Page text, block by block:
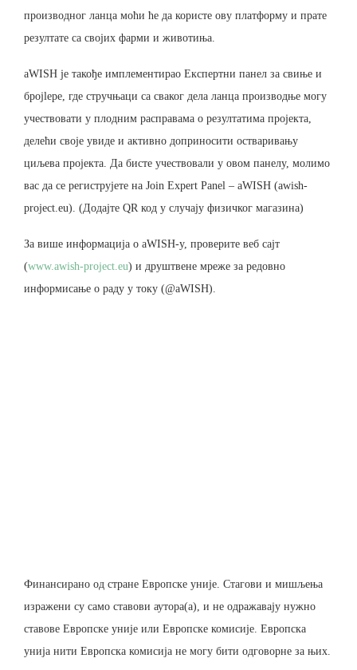
производног ланца моћи ће да користе ову платформу и прате
резултате са својих фарми и животиња.
aWISH је такође имплементирао Експертни панел за свиње и
броjlере, где стручњаци са сваког дела ланца производње могу
учествовати у плодним расправама о резултатима пројекта,
делећи своје увидe и активно доприносити остваривању
циљева пројекта. Да бисте учествовали у овом панелу, молимо
вас да се региструјете на Join Expert Panel – aWISH (awish-
project.eu). (Додајте QR код у случају физичког магазина)
За више информација о aWISH-у, проверите веб сајт
(www.awish-project.eu) и друштвене мреже за редовно
информисање о раду у току (@aWISH).
Финансирано од стране Европске уније. Стагови и мишљења
изражени су само ставови аутора(а), и не одражавају нужно
ставове Европске уније или Европске комисије. Европска
унија нити Европска комисија не могу бити одговорне за њих.